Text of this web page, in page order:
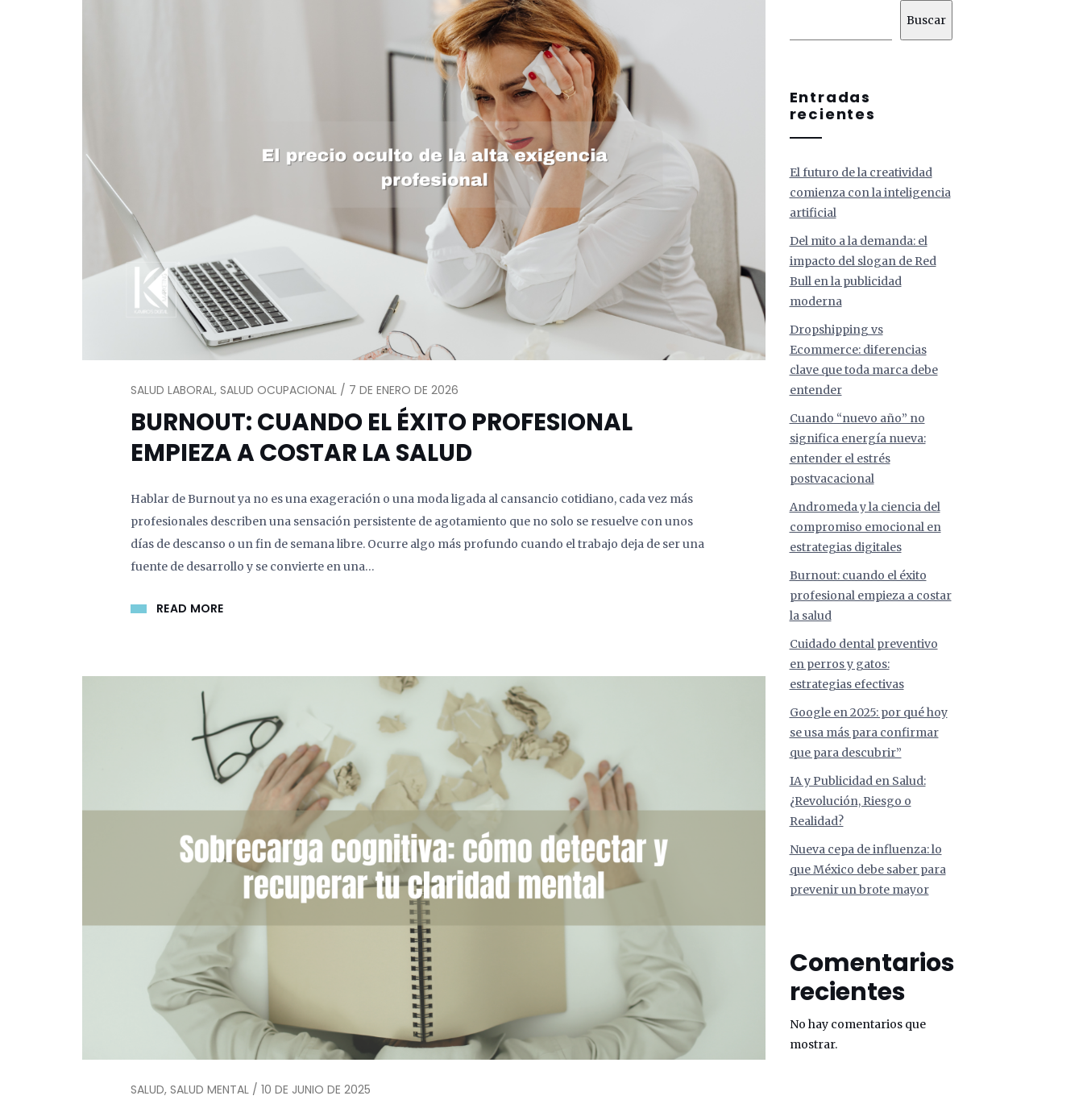
SALUD LABORAL, SALUD OCUPACIONAL / 7 DE ENERO DE 2026
BURNOUT: CUANDO EL ÉXITO PROFESIONAL
EMPIEZA A COSTAR LA SALUD
Hablar de Burnout ya no es una exageración o una moda ligada al cansancio cotidiano, cada vez más
profesionales describen una sensación persistente de agotamiento que no solo se resuelve con unos
días de descanso o un fin de semana libre. Ocurre algo más profundo cuando el trabajo deja de ser una
fuente de desarrollo y se convierte en una…
READ MORE
SALUD, SALUD MENTAL / 10 DE JUNIO DE 2025
Buscar
Entradas
recientes
El futuro de la creatividad
comienza con la inteligencia
artificial
Del mito a la demanda: el
impacto del slogan de Red
Bull en la publicidad
moderna
Dropshipping vs
Ecommerce: diferencias
clave que toda marca debe
entender
Cuando “nuevo año” no
significa energía nueva:
entender el estrés
postvacacional
Andromeda y la ciencia del
compromiso emocional en
estrategias digitales
Burnout: cuando el éxito
profesional empieza a costar
la salud
Cuidado dental preventivo
en perros y gatos:
estrategias efectivas
Google en 2025: por qué hoy
se usa más para confirmar
que para descubrir”
IA y Publicidad en Salud:
¿Revolución, Riesgo o
Realidad?
Nueva cepa de influenza: lo
que México debe saber para
prevenir un brote mayor
Comentarios
recientes
No hay comentarios que
mostrar.